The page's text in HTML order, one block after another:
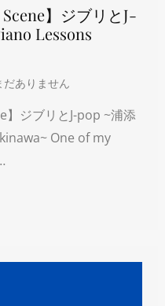
】ジブリとJ-
Lessons
だありません
】ジブリとJ-pop ~浦添
One of my